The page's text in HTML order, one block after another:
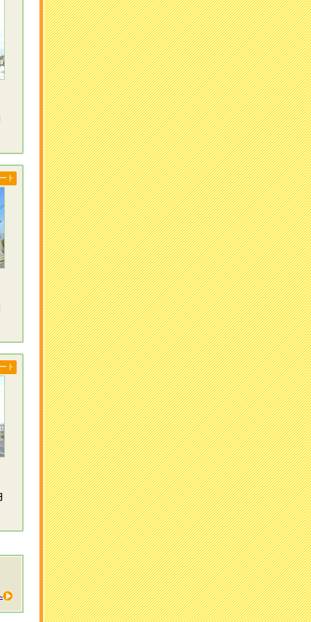
ト
ト